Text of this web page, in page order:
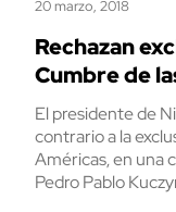
20 marzo, 2018
Rechazan
Cumbre de
El presidente de
contrario a la
Américas, en una
Pedro Pablo